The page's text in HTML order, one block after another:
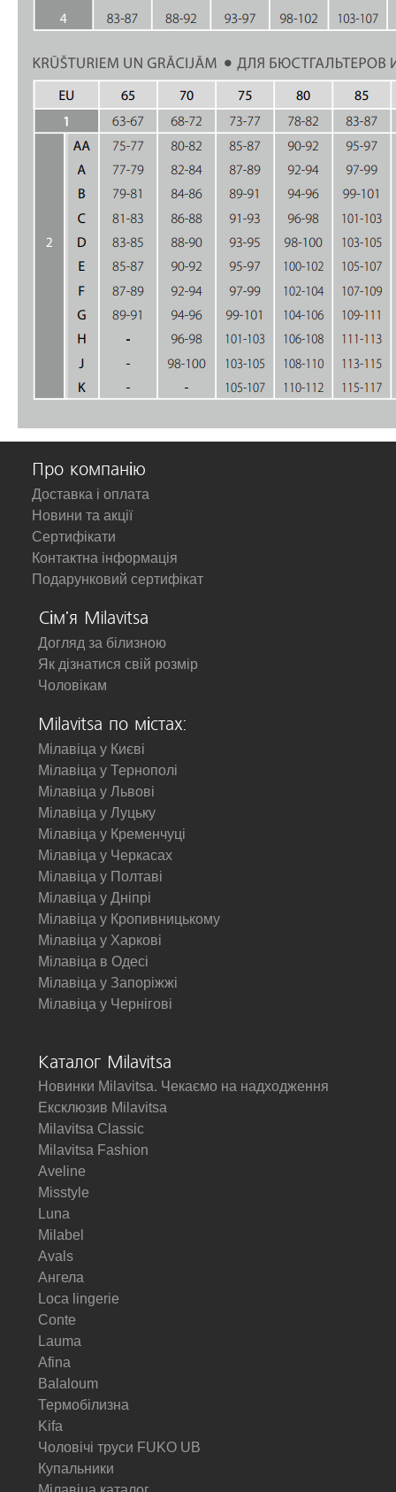
Про компанію
Доставка і оплата
Новини та акції
Сертифікати
Контактна інформація
Подарунковий сертифікат
Сім'я Milavitsa
Догляд за білизною
Як дізнатися свій розмір
Чоловікам
Milavitsa по містах:
Мілавіца у Києві
Мілавіца у Тернополі
Мілавіца у Львові
Мілавіца у Луцьку
Мілавіца у Кременчуці
Мілавіца у Черкасах
Мілавіца у Полтаві
Мілавіца у Дніпрі
Мілавіца у Кропивницькому
Мілавіца у Харкові
Мілавіца в Одесі
Мілавіца у Запоріжжі
Мілавіца у Чернігові
Каталог Milavitsa
Новинки Milavitsa. Чекаємо на надходження
Ексклюзив Milavitsa
Milavitsa Classic
Milavitsa Fashion
Aveline
Misstyle
Luna
Milabel
Avals
Ангела
Loca lingerie
Conte
Lauma
Afina
Balaloum
Термобілизна
Kifa
Чоловічі труси FUKO UB
Купальники